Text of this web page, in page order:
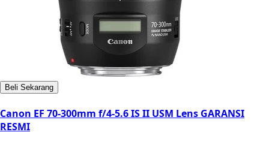
Beli Sekarang
Canon EF 70-300mm f/4-5.6 IS II USM Lens GARANSI
RESMI